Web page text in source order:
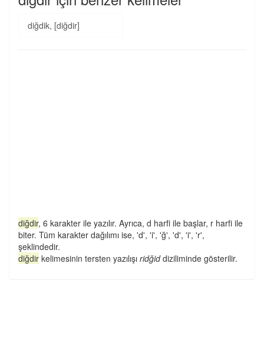
diğdik, [diğdir]
diğdir, 6 karakter ile yazılır. Ayrıca, d harfi ile başlar, r harfi ile
biter. Tüm karakter dağılımı ise, 'd', 'i', 'ğ', 'd', 'i', 'r',
şeklindedir.
diğdir kelimesinin tersten yazılışı ridğiddiziliminde gösterilir.